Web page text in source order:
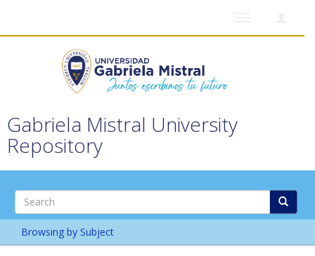
Gabriela Mistral University
Repository
Browsing by Subject